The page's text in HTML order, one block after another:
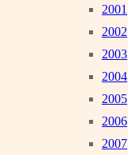
2001
2002
2003
2004
2005
2006
2007